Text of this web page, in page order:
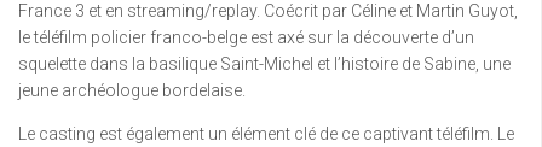
France 3 et en streaming/replay. Coécrit par Céline et Martin Guyot,
le téléfilm policier franco-belge est axé sur la découverte d’un
squelette dans la basilique Saint-Michel et l’histoire de Sabine, une
jeune archéologue bordelaise.
Le casting est également un élément clé de ce captivant téléfilm. Le